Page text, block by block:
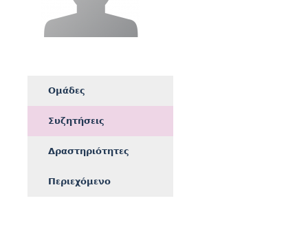
Ομάδες
Συζητήσεις
Δραστηριότητες
Περιεχόμενο